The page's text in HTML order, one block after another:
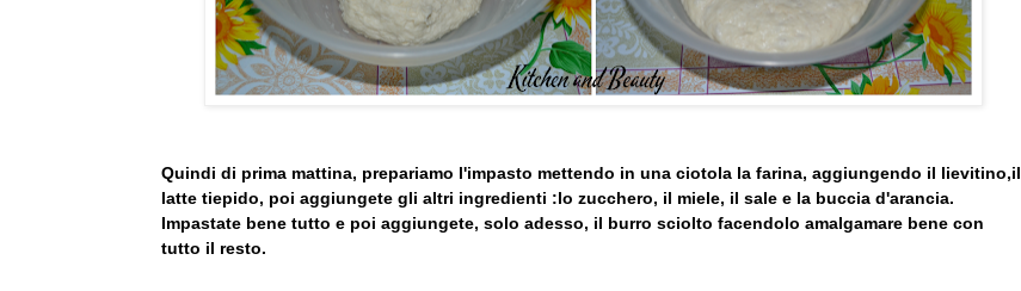
Quindi di prima mattina, prepariamo l'impasto mettendo in una ciotola la farina, aggiungendo il lievitino,il
latte tiepido, poi aggiungete gli altri ingredienti :lo zucchero, il miele, il sale e la buccia d'arancia.
Impastate bene tutto e poi aggiungete, solo adesso, il burro sciolto facendolo amalgamare bene con
tutto il resto.